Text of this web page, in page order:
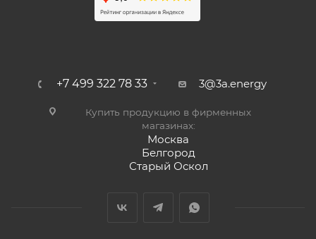
+7 499 322 78 33 3@3a.energy
Купить продукцию в фирменных
магазинах:
Москва
Белгород
Старый Оскол